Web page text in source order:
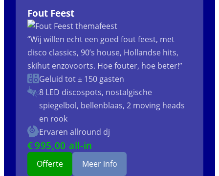
Fout Feest
“Wij willen echt een goed fout feest, met
disco classics, 90’s house, Hollandse hits,
skihut enzovoorts. Hoe fouter, hoe beter!”
Geluid tot ± 150 gasten
8 LED discospots, nostalgische
spiegelbol, bellenblaas, 2 moving heads
en rook
Ervaren allround dj
€995,00 all-in
Offerte Meer info